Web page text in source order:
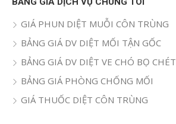
GIÁ PHUN DIỆT MUỖI CÔN TRÙNG
BẢNG GIÁ DV DIỆT MỐI TẬN GỐC
BẢNG GIÁ DV DIỆT VE CHÓ BỌ CHÉT
BẢNG GIÁ PHÒNG CHỐNG MỐI
GIÁ THUỐC DIỆT CÔN TRÙNG